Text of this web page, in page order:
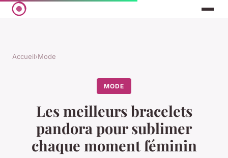
Accueil›Mode
MODE
Les meilleurs bracelets
pandora pour sublimer
chaque moment féminin